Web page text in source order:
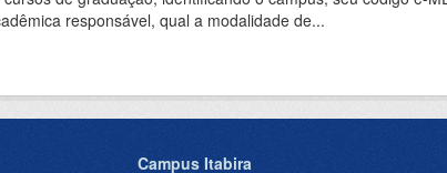
responsável, qual a modalidade de...
Campus Itabira